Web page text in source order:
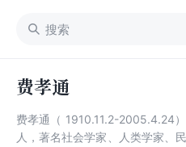
费孝通
费孝通（ 1910.11.2-2005.4.24
人，著名社会学家、人类学家、